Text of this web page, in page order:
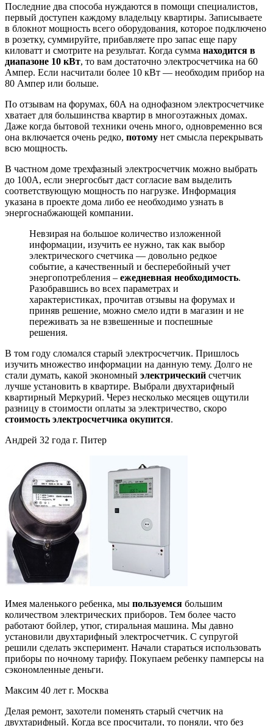
Последние два способа нуждаются в помощи специалистов,
первый доступен каждому владельцу квартиры. Записываете
в блокнот мощность всего оборудования, которое подключено
в розетку, суммируйте, прибавляете про запас еще пару
киловатт и смотрите на результат. Когда сумма находится в
диапазоне 10 кВт, то вам достаточно электросчетчика на 60
Ампер. Если насчитали более 10 кВт — необходим прибор на
80 Ампер или больше.
По отзывам на форумах, 60А на однофазном электросчетчике
хватает для большинства квартир в многоэтажных домах.
Даже когда бытовой техники очень много, одновременно вся
она включается очень редко, потому нет смысла перекрывать
всю мощность.
В частном доме трехфазный электросчетчик можно выбрать
до 100А, если энергосбыт даст согласие вам выделить
соответствующую мощность по нагрузке. Информация
указана в проекте дома либо ее необходимо узнать в
энергоснабжающей компании.
Невзирая на большое количество изложенной
информации, изучить ее нужно, так как выбор
электрического счетчика — довольно редкое
событие, а качественный и бесперебойный учет
энергопотребления – ежедневная необходимость.
Разобравшись во всех параметрах и
характеристиках, прочитав отзывы на форумах и
приняв решение, можно смело идти в магазин и не
переживать за не взвешенные и поспешные
решения.
В том году сломался старый электросчетчик. Пришлось
изучить множество информации на данную тему. Долго не
стали думать, какой экономный электрический счетчик
лучше установить в квартире. Выбрали двухтарифный
квартирный Меркурий. Через несколько месяцев ощутили
разницу в стоимости оплаты за электричество, скоро
стоимость электросчетчика окупится.
Андрей 32 года г. Питер
Имея маленького ребенка, мы пользуемся большим
количеством электрических приборов. Тем более часто
работают бойлер, утюг, стиральная машина. Мы давно
установили двухтарифный электросчетчик. С супругой
решили сделать эксперимент. Начали стараться использовать
приборы по ночному тарифу. Покупаем ребенку памперсы на
сэкономленные деньги.
Максим 40 лет г. Москва
Делая ремонт, захотели поменять старый счетчик на
двухтарифный. Когда все просчитали, то поняли, что без